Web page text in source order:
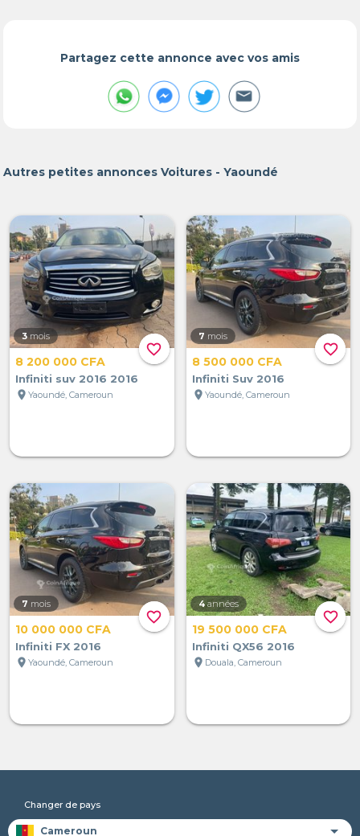
Partagez cette annonce avec vos amis
Autres petites annonces Voitures - Yaoundé
favorite_border
3 mois
8 200 000 CFA
Infiniti suv 2016 2016
location_on Yaoundé, Cameroun
favorite_border
7 mois
8 500 000 CFA
Infiniti Suv 2016
location_on Yaoundé, Cameroun
favorite_border
7 mois
10 000 000 CFA
Infiniti FX 2016
location_on Yaoundé, Cameroun
favorite_border
4 années
19 500 000 CFA
Infiniti QX56 2016
location_on Douala, Cameroun
Changer de pays